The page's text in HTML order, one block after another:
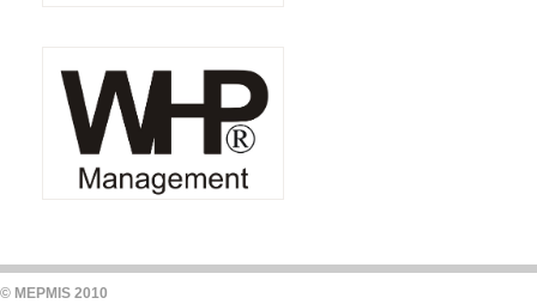
© MEPMIS 2010